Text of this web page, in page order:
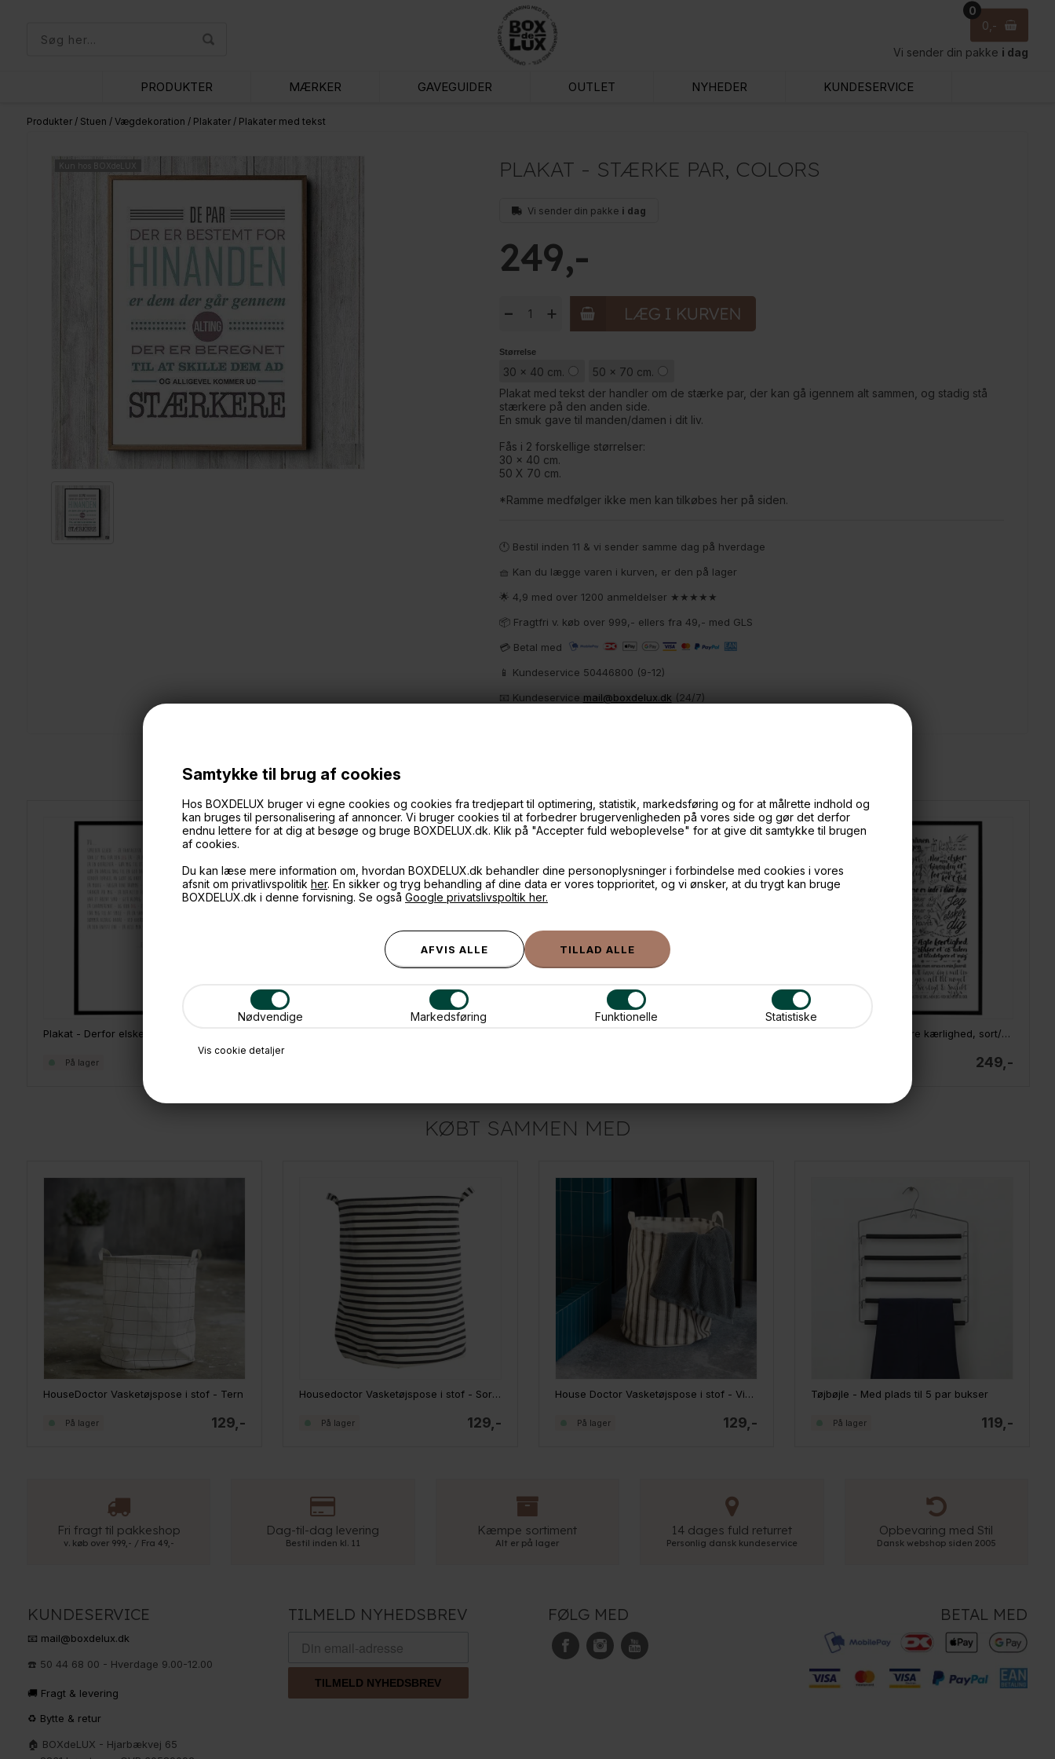
Samtykke til brug af cookies
Hos BOXDELUX bruger vi egne cookies og cookies fra tredjepart til optimering, statistik, markedsføring og for at målrette indhold og
kan bruges til personalisering af annoncer. Vi bruger cookies til at forbedrer brugervenligheden på vores side og gør det derfor
endnu lettere for at dig at besøge og bruge BOXDELUX.dk. Klik på "Accepter fuld weboplevelse" for at give dit samtykke til brugen
af cookies.
Du kan læse mere information om, hvordan BOXDELUX.dk behandler dine personoplysninger i forbindelse med cookies i vores
afsnit om privatlivspolitik her. En sikker og tryg behandling af dine data er vores topprioritet, og vi ønsker, at du trygt kan bruge
BOXDELUX.dk i denne forvisning. Se også Google privatslivspoltik her.
Nødvendige Markedsføring Funktionelle Statistiske
Vis cookie detaljer
0
0
Vi sender din pakke i dag
PRODUKTER MÆRKER GAVEGUIDER OUTLET NYHEDER KUNDESERVICE
Produkter/ Stuen / Vægdekoration / Plakater/ Plakater med tekst
Kun hos BOXdeLUX PLAKAT - STÆRKE PAR, COLORS
Vi sender din pakke i dag
249
+
-
Størrelse
30 x 40 cm.
50 x 70 cm.
Plakat med tekst der handler om de stærke par, der kan gå igennem alt sammen, og stadig stå
stærkere på den anden side.
En smuk gave til manden/damen i dit liv.
Fås i 2 forskellige størrelser:
30 x 40 cm.
50 X 70 cm.
*Ramme medfølger ikke men kan tilkøbes her på siden.
🕚 Bestil inden 11 & vi sender samme dag på hverdage
🧺 Kan du lægge varen i kurven, er den på lager
🌟 4,9 med over 1200 anmeldelser ★★★★★
📦 Fragtfri v. køb over 999,- ellers fra 49,- med GLS
💳 Betal med
📱 Kundeservice 50446800 (9-12)
📧 Kundeservice mail@boxdelux.dk(24/7)
Plakat - Derfor elsker jeg dig
På lager
Plakat - Den helt store kærlighed, sort/hvid
249,-
KØBT SAMMEN MED
HouseDoctor Vasketøjspose i stof - Tern
129,-
På lager
Housedoctor Vasketøjspose i stof - Sort/hvid stribet
129,-
På lager
House Doctor Vasketøjspose i stof - Vibes, Light Brown
129,-
På lager
Tøjbøjle - Med plads til 5 par bukser
119,-
På lager
Fri fragt til pakkeshop
v. køb over 999,- / Fra 49,-
Dag-til-dag levering
Bestil inden kl. 11
Kæmpe sortiment
Alt er på lager
14 dages fuld returret
Personlig dansk kundeservice
Opbevaring med Stil
Dansk webshop siden 2005
KUNDESERVICE
📧 mail@boxdelux.dk
☎️ 50 44 68 00 - Hverdage 9.00-12.00
🚚 Fragt & levering
♻️ Bytte & retur
🏠 BOXdeLUX - Hjarbækvej 65
TILMELD NYHEDSBREV
TILMELD NYHEDSBREV
FØLG MED BETAL MED